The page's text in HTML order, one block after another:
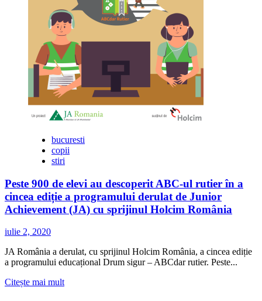
bucuresti
copii
stiri
Peste 900 de elevi au descoperit ABC-ul rutier în a
cincea ediție a programului derulat de Junior
Achievement (JA) cu sprijinul Holcim România
iulie 2, 2020
JA România a derulat, cu sprijinul Holcim România, a cincea ediție
a programului educațional Drum sigur – ABCdar rutier. Peste...
Citește mai multCitește